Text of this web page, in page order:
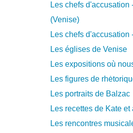
Les chefs d'accusation
(Venise)
Les chefs d'accusation
Les églises de Venise
Les expositions où
Les figures de
Les portraits de Balzac
Les recettes de Kate
Les rencontres